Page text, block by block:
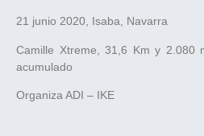
21 junio 2020, Isaba, Navarra
Camille Xtreme, 31,6 Km y 2.080
acumulado
Organiza ADI – IKE